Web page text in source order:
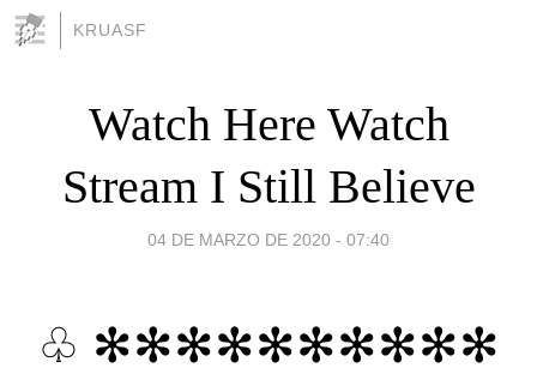
KRUASF
Watch Here Watch
Stream I Still Believe
04 DE MARZO DE 2020 - 07:40
♧ ✻✻✻✻✻✻✻✻✻✻